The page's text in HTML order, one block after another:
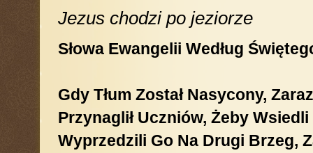
Jezus chodzi po jeziorze
Słowa Ewangelii Według
Gdy Tłum Został Nasycony,
Przynaglił Uczniów, Żeby
Wyprzedzili Go Na Drugi Brzeg,